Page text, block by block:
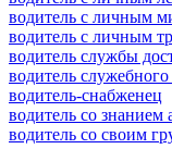
водитель с личным
водитель с личным
водитель службы
водитель служебного
водитель-снабженец
водитель со знанием
водитель со своим